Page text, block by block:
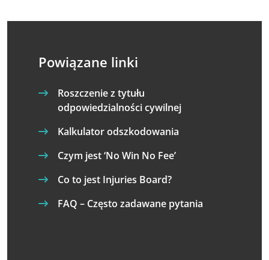
Powiązane linki
Roszczenie z tytułu
odpowiedzialności cywilnej
Kalkulator odszkodowania
Czym jest ‘No Win No Fee’
Co to jest Injuries Board?
FAQ – Często zadawane pytania